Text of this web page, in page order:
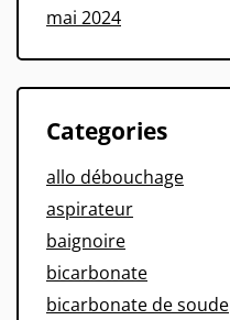
mai 2024
Categories
allo débouchage
aspirateur
baignoire
bicarbonate
bicarbonate de soude